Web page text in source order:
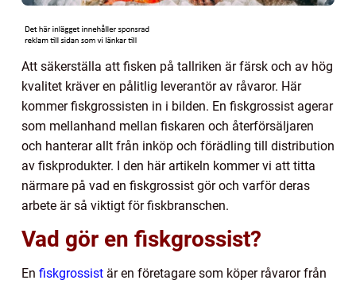
Att säkerställa att fisken på tallriken är färsk och av hög
kvalitet kräver en pålitlig leverantör av råvaror. Här
kommer fiskgrossisten in i bilden. En fiskgrossist agerar
som mellanhand mellan fiskaren och återförsäljaren
och hanterar allt från inköp och förädling till distribution
av fiskprodukter. I den här artikeln kommer vi att titta
närmare på vad en fiskgrossist gör och varför deras
arbete är så viktigt för fiskbranschen.
Vad gör en fiskgrossist?
En fiskgrossist är en företagare som köper råvaror från